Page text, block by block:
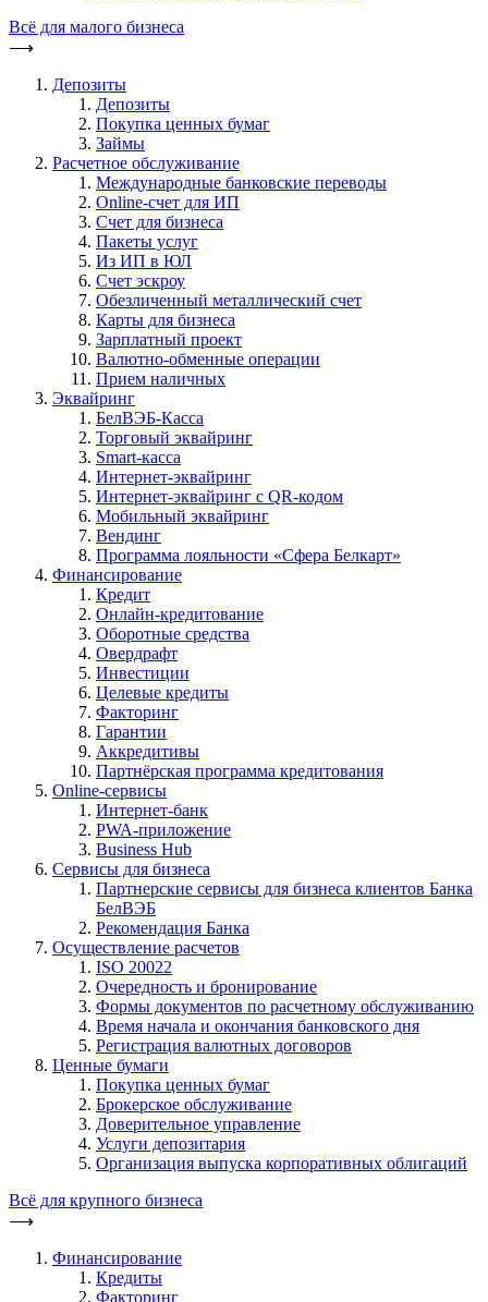
Всё для малого бизнеса
⟶
Депозиты
Депозиты
Покупка ценных бумаг
Займы
Расчетное обслуживание
Международные банковские переводы
Online-счет для ИП
Счет для бизнеса
Пакеты услуг
Из ИП в ЮЛ
Счет эскроу
Обезличенный металлический счет
Карты для бизнеса
Зарплатный проект
Валютно-обменные операции
Прием наличных
Эквайринг
БелВЭБ-Касса
Торговый эквайринг
Smart-касса
Интернет-эквайринг
Интернет-эквайринг с QR-кодом
Мобильный эквайринг
Вендинг
Программа лояльности «Сфера Белкарт»
Финансирование
Кредит
Онлайн-кредитование
Оборотные средства
Овердрафт
Инвестиции
Целевые кредиты
Факторинг
Гарантии
Аккредитивы
Партнёрская программа кредитования
Online-сервисы
Интернет-банк
PWA-приложение
Business Hub
Сервисы для бизнеса
Партнерские сервисы для бизнеса клиентов Банка
БелВЭБ
Рекомендация Банка
Осуществление расчетов
ISO 20022
Очередность и бронирование
Формы документов по расчетному обслуживанию
Время начала и окончания банковского дня
Регистрация валютных договоров
Ценные бумаги
Покупка ценных бумаг
Брокерское обслуживание
Доверительное управление
Услуги депозитария
Организация выпуска корпоративных облигаций
Всё для крупного бизнеса
⟶
Финансирование
Кредиты
Факторинг